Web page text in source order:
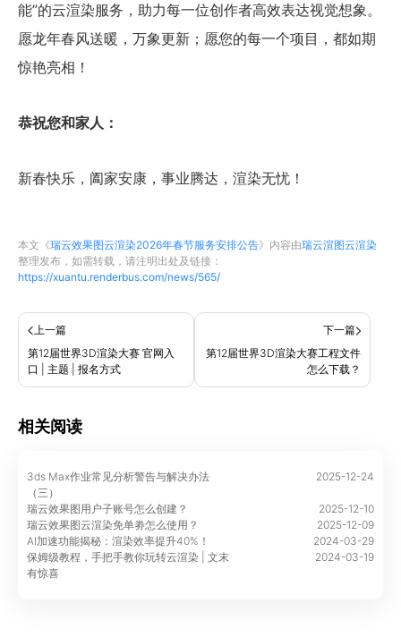
能”的云渲染服务，助力每一位创作者高效表达视觉想象。
愿龙年春风送暖，万象更新；愿您的每一个项目，都如期
惊艳亮相！
恭祝您和家人：
新春快乐，阖家安康，事业腾达，渲染无忧！
本文《瑞云效果图云渲染2026年春节服务安排公告》内容由瑞云渲图云渲染
整理发布，如需转载，请注明出处及链接：
https://xuantu.renderbus.com/news/565/
上一篇
第12届世界3D渲染大赛 官网入
口 | 主题 | 报名方式
下一篇
第12届世界3D渲染大赛工程文件
怎么下载？
相关阅读
3ds Max作业常见分析警告与解决办法
（三）
2025-12-24
瑞云效果图用户子账号怎么创建？
2025-12-10
瑞云效果图云渲染免单劵怎么使用？
2025-12-09
AI加速功能揭秘：渲染效率提升40%！
2024-03-29
保姆级教程，手把手教你玩转云渲染 | 文末
有惊喜
2024-03-19